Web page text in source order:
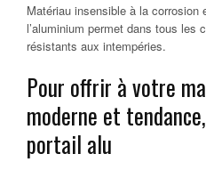
Matériau insensible à la corrosion
l’aluminium permet dans tous les
résistants aux intempéries.
Pour offrir à votre
moderne et
portail alu